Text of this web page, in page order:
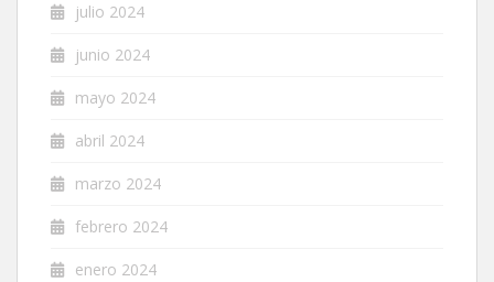
julio 2024
junio 2024
mayo 2024
abril 2024
marzo 2024
febrero 2024
enero 2024